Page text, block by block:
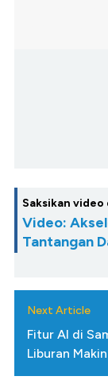
Saksikan video
Video:
Tantangan
Next Article
Fitur AI di
Liburan